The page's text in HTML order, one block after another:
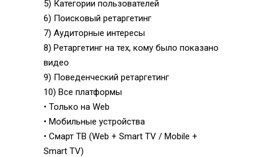
5) Категории пользователей
6) Поисковый ретаргетинг
7) Аудиторные интересы
8) Ретаргетинг на тех, кому было показано
видео
9) Поведенческий ретаргетинг
10) Все платформы
• Только на Web
• Мобильные устройства
• Смарт ТВ (Web + Smart TV / Mobile +
Smart TV)